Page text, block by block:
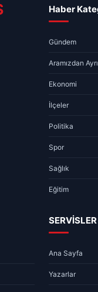
Haber
Gündem
Aramızdan
Ekonomi
İlçeler
Politika
Spor
Sağlık
Eğitim
SERVİSLER
Ana Sayfa
Yazarlar